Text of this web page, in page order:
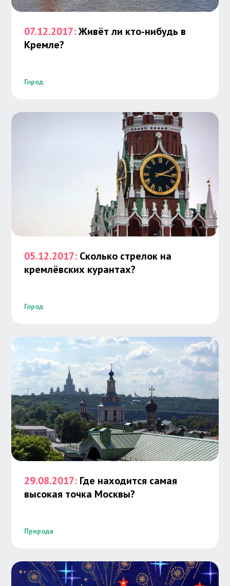
07.12.2017:Живёт ли кто-нибудь в
Кремле?
Город
05.12.2017: Сколько стрелок на
кремлёвских курантах?
Город
29.08.2017: Где находится самая
высокая точка Москвы?
Природа